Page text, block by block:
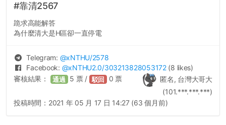
#靠清2567
跪求高能解答
為什麼清大是H區卻一直停電
Telegram: @xNTHU/2578
Facebook: @xNTHU2.0/303213828053172 (8 likes)
匿名, 台灣大哥大
(101.***.***.***)
審核結果： 通過 5 票 / 駁回 0 票
投稿時間： 2021 年 05 月 17 日 14:27 (63 個月前)